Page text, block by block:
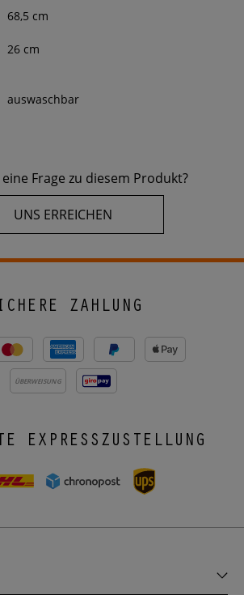
68,5 cm
26 cm
auswaschbar
Frage zu diesem Produkt?
UNS ERREICHEN
ZAHLUNG
ÜBERWEISUNG
EXPRESSZUSTELLUNG